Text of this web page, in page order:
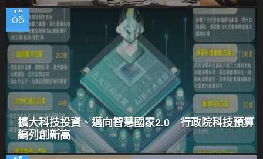
8 月
06
擴大科技投資、邁向智慧國家2.0 行政院科技預算
編列創新高